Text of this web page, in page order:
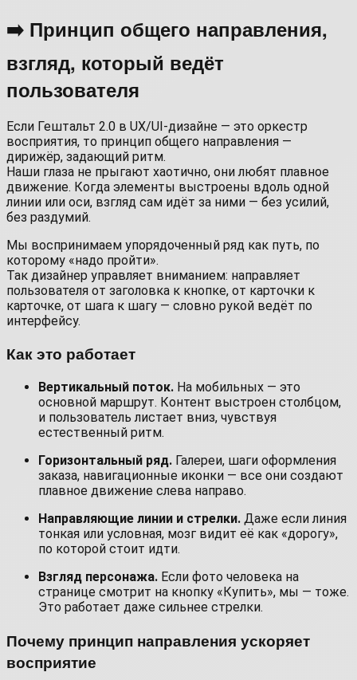
➡️ Принцип общего направления,
взгляд, который ведёт
пользователя
Если Гештальт 2.0 в UX/UI-дизайне — это оркестр
восприятия, то принцип общего направления —
дирижёр, задающий ритм.
Наши глаза не прыгают хаотично, они любят плавное
движение. Когда элементы выстроены вдоль одной
линии или оси, взгляд сам идёт за ними — без усилий,
без раздумий.
Мы воспринимаем упорядоченный ряд как путь, по
которому «надо пройти».
Так дизайнер управляет вниманием: направляет
пользователя от заголовка к кнопке, от карточки к
карточке, от шага к шагу — словно рукой ведёт по
интерфейсу.
Как это работает
Вертикальный поток. На мобильных — это
основной маршрут. Контент выстроен столбцом,
и пользователь листает вниз, чувствуя
естественный ритм.
Горизонтальный ряд. Галереи, шаги оформления
заказа, навигационные иконки — все они создают
плавное движение слева направо.
Направляющие линии и стрелки. Даже если линия
тонкая или условная, мозг видит её как «дорогу»,
по которой стоит идти.
Взгляд персонажа. Если фото человека на
странице смотрит на кнопку «Купить», мы — тоже.
Это работает даже сильнее стрелки.
Почему принцип направления ускоряет
восприятие